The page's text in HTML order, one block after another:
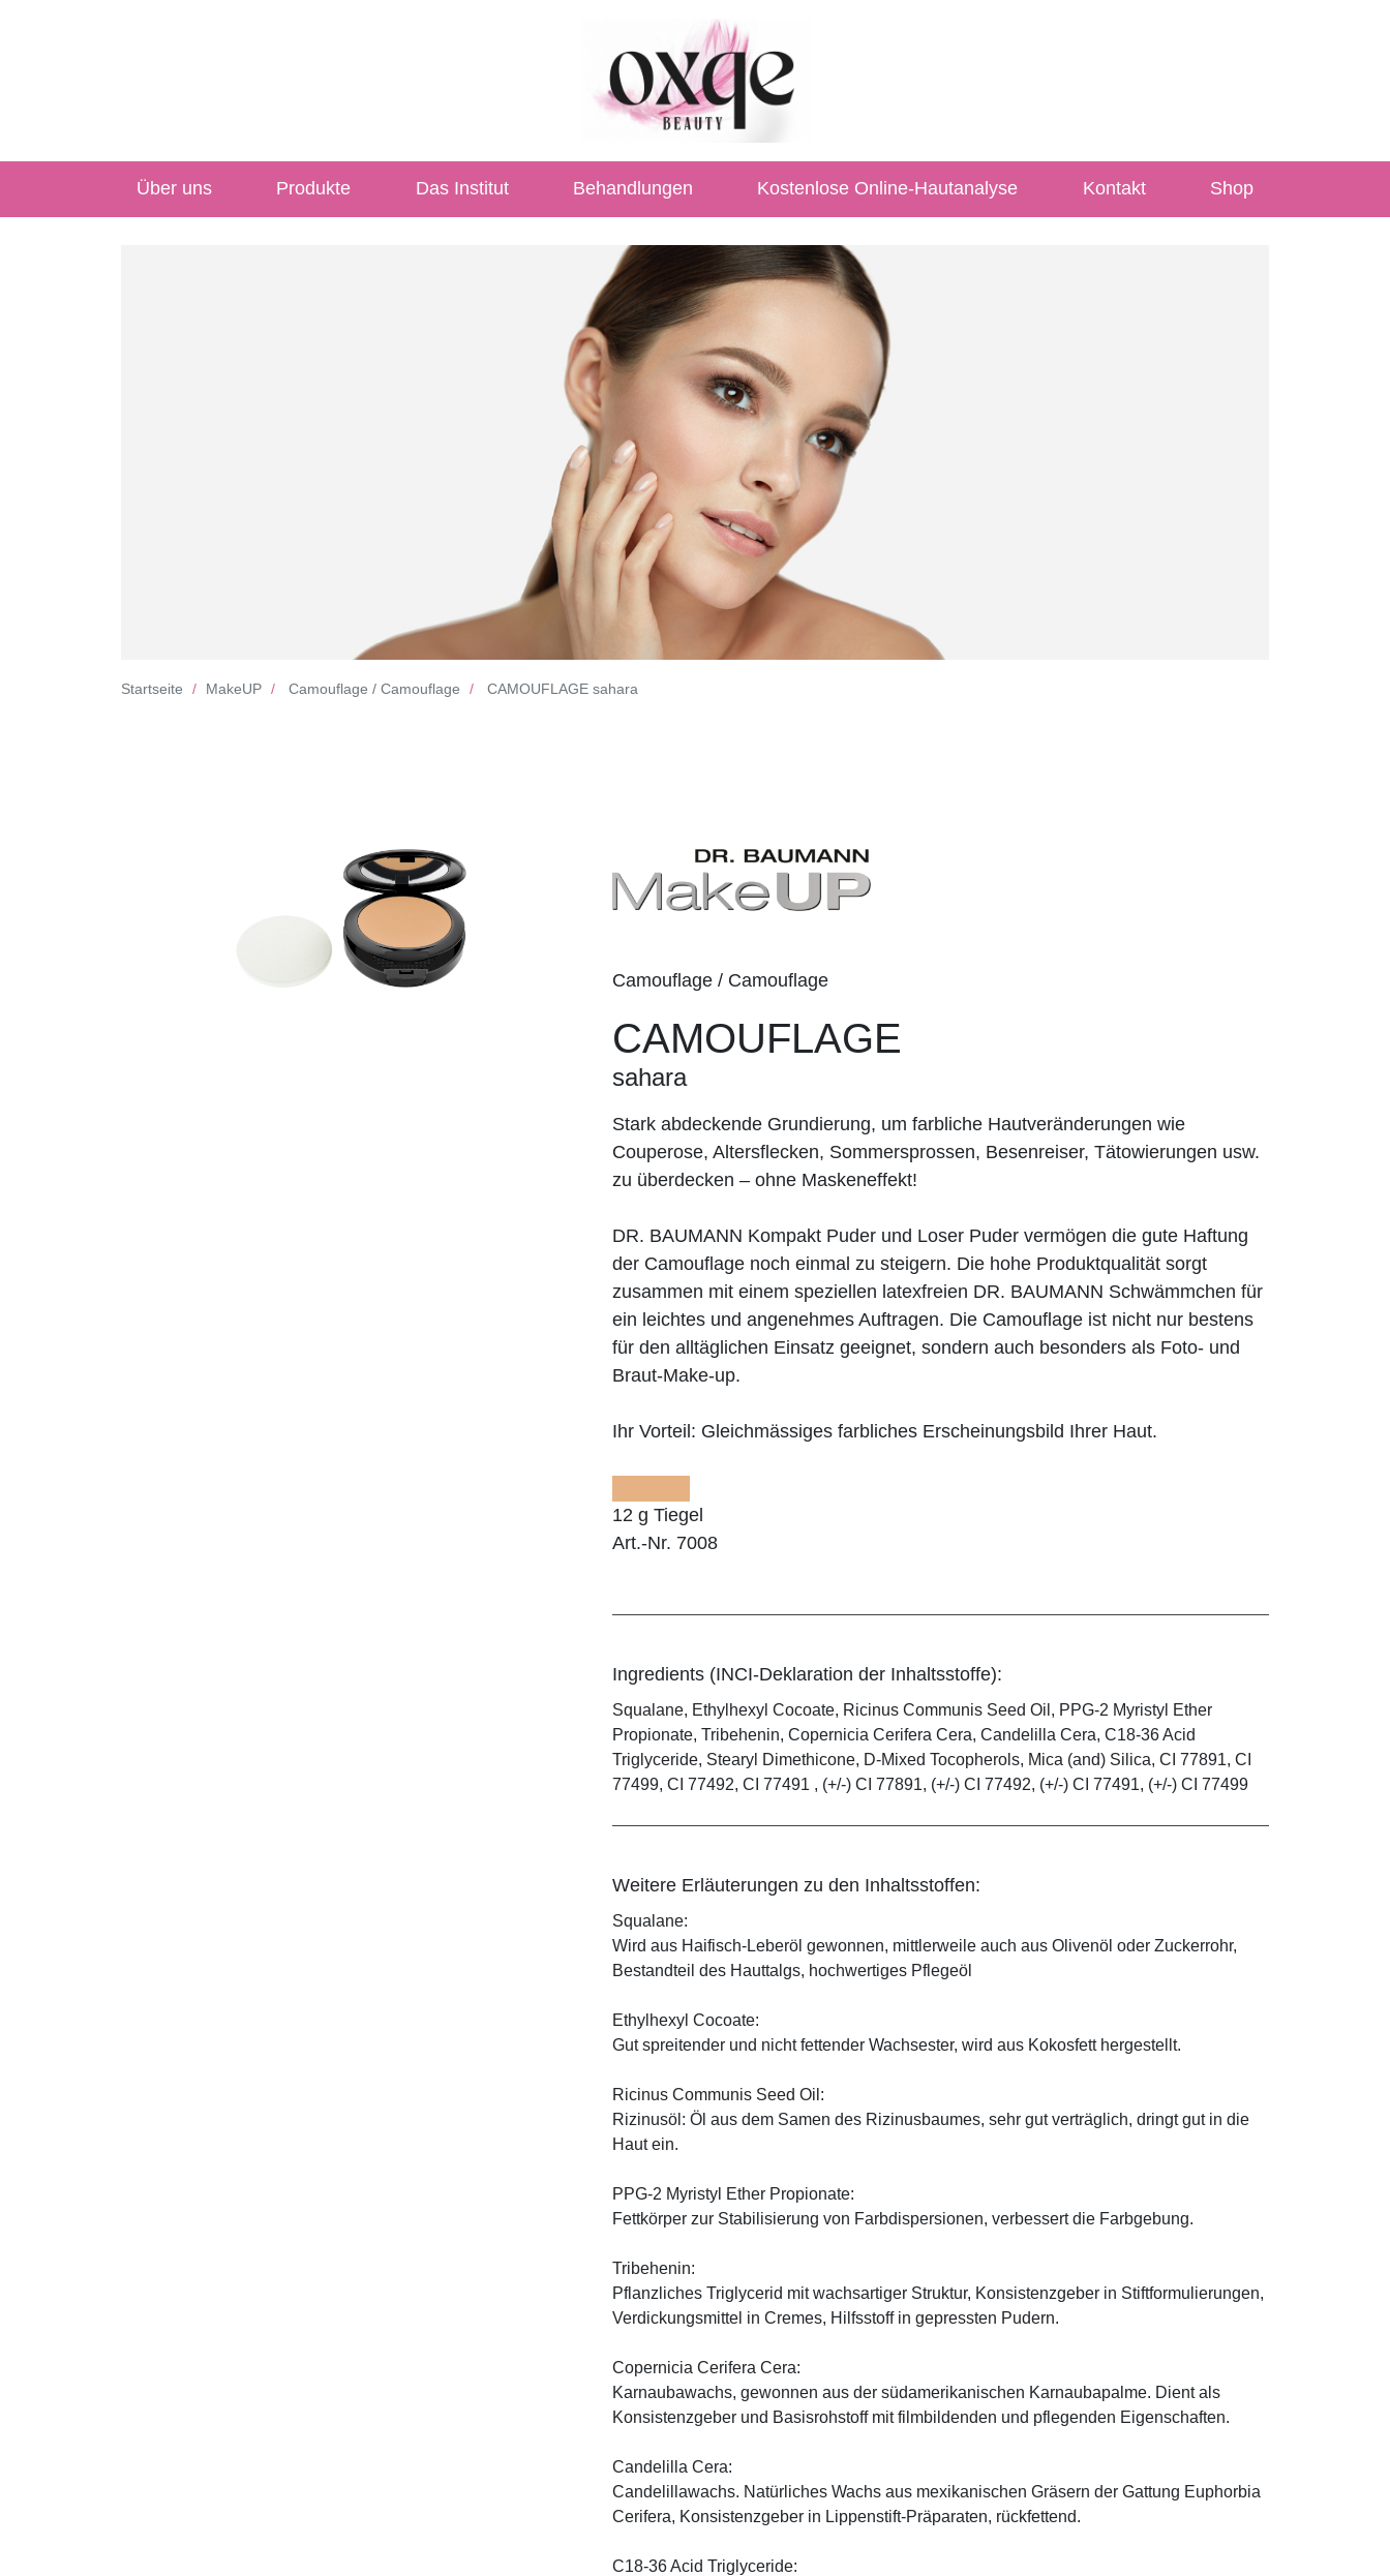
Über uns Produkte Das Institut Behandlungen Kostenlose Online-Hautanalyse Kontakt Shop
Startseite MakeUP Camouflage / Camouflage CAMOUFLAGE sahara
Camouflage / Camouflage
CAMOUFLAGE
sahara
Stark abdeckende Grundierung, um farbliche Hautveränderungen wie
Couperose, Altersflecken, Sommersprossen, Besenreiser, Tätowierungen usw.
zu überdecken – ohne Maskeneffekt!
DR. BAUMANN Kompakt Puder und Loser Puder vermögen die gute Haftung
der Camouflage noch einmal zu steigern. Die hohe Produktqualität sorgt
zusammen mit einem speziellen latexfreien DR. BAUMANN Schwämmchen für
ein leichtes und angenehmes Auftragen. Die Camouflage ist nicht nur bestens
für den alltäglichen Einsatz geeignet, sondern auch besonders als Foto- und
Braut-Make-up.
Ihr Vorteil: Gleichmässiges farbliches Erscheinungsbild Ihrer Haut.
12 g Tiegel
Art.-Nr. 7008
Ingredients (INCI-Deklaration der Inhaltsstoffe):
Squalane, Ethylhexyl Cocoate, Ricinus Communis Seed Oil, PPG-2 Myristyl Ether
Propionate, Tribehenin, Copernicia Cerifera Cera, Candelilla Cera, C18-36 Acid
Triglyceride, Stearyl Dimethicone, D-Mixed Tocopherols, Mica (and) Silica, CI 77891, CI
77499, CI 77492, CI 77491 , (+/-) CI 77891, (+/-) CI 77492, (+/-) CI 77491, (+/-) CI 77499
Weitere Erläuterungen zu den Inhaltsstoffen:
Squalane:
Wird aus Haifisch-Leberöl gewonnen, mittlerweile auch aus Olivenöl oder Zuckerrohr,
Bestandteil des Hauttalgs, hochwertiges Pflegeöl
Ethylhexyl Cocoate:
Gut spreitender und nicht fettender Wachsester, wird aus Kokosfett hergestellt.
Ricinus Communis Seed Oil:
Rizinusöl: Öl aus dem Samen des Rizinusbaumes, sehr gut verträglich, dringt gut in die
Haut ein.
PPG-2 Myristyl Ether Propionate:
Fettkörper zur Stabilisierung von Farbdispersionen, verbessert die Farbgebung.
Tribehenin:
Pflanzliches Triglycerid mit wachsartiger Struktur, Konsistenzgeber in Stiftformulierungen,
Verdickungsmittel in Cremes, Hilfsstoff in gepressten Pudern.
Copernicia Cerifera Cera:
Karnaubawachs, gewonnen aus der südamerikanischen Karnaubapalme. Dient als
Konsistenzgeber und Basisrohstoff mit filmbildenden und pflegenden Eigenschaften.
Candelilla Cera:
Candelillawachs. Natürliches Wachs aus mexikanischen Gräsern der Gattung Euphorbia
Cerifera, Konsistenzgeber in Lippenstift-Präparaten, rückfettend.
C18-36 Acid Triglyceride: